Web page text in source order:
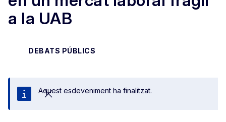
a la UAB
DEBATS PÚBLICS
Tanca
Aquest esdeveniment ha finalitzat.